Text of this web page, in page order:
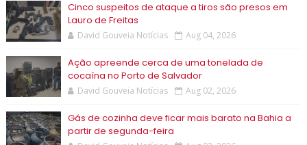
Cinco suspeitos de ataque a tiros são presos em
Lauro de Freitas
David Gouveia Notícias Aug 04, 2026
Ação apreende cerca de uma tonelada de
cocaína no Porto de Salvador
David Gouveia Notícias Aug 02, 2026
Gás de cozinha deve ficar mais barato na Bahia a
partir de segunda-feira